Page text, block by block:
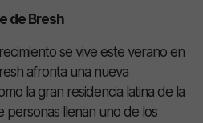
de Bresh
se vive este verano en
afronta una nueva
la gran residencia latina de la
personas llenan uno de los